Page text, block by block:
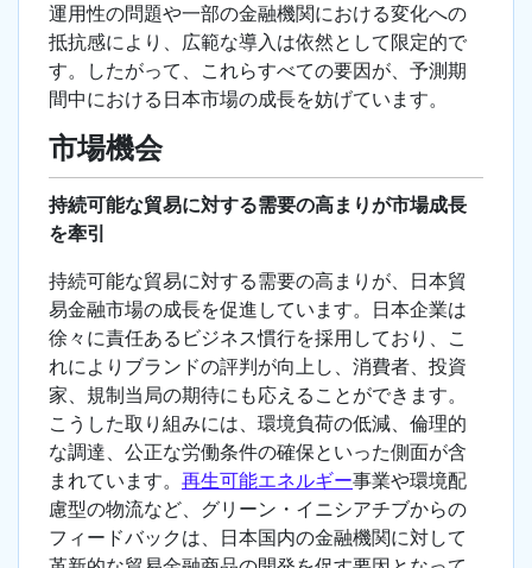
運用性の問題や一部の金融機関における変化への
抵抗感により、広範な導入は依然として限定的で
す。したがって、これらすべての要因が、予測期
間中における日本市場の成長を妨げています。
市場機会
持続可能な貿易に対する需要の高まりが市場成長
を牽引
持続可能な貿易に対する需要の高まりが、日本貿
易金融市場の成長を促進しています。日本企業は
徐々に責任あるビジネス慣行を採用しており、こ
れによりブランドの評判が向上し、消費者、投資
家、規制当局の期待にも応えることができます。
こうした取り組みには、環境負荷の低減、倫理的
な調達、公正な労働条件の確保といった側面が含
まれています。 再生可能エネルギー事業や環境配
慮型の物流など、グリーン・イニシアチブからの
フィードバックは、日本国内の金融機関に対して